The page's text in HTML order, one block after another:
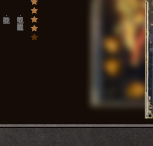
职业技能： 职业属性：近战物理攻击